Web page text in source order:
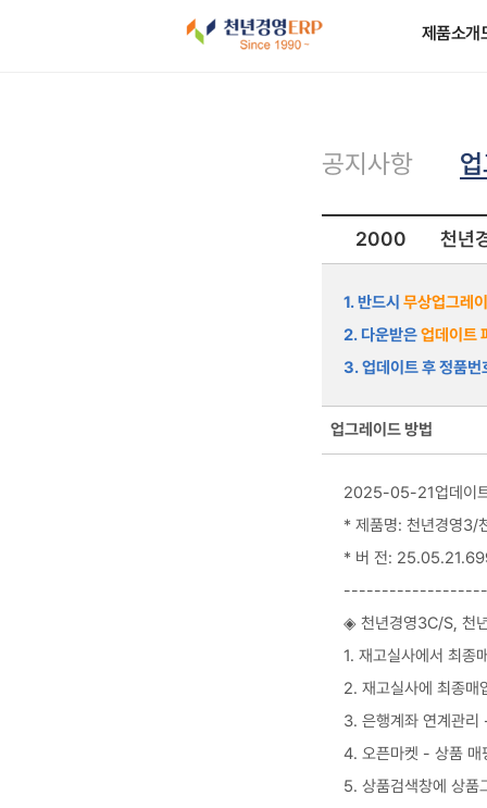
제품소개
공지사항
2000 천년
1. 반드시무상업그레
2. 다운받은업데이트
3. 업데이트 후 정품
업그레이드 방법
2025-05-21업데이
* 제품명: 천년경영3/
* 버 전:
◈ 천년경영3C/S, 천
1. 재고실사에서 최종
2. 재고실사에 최종매
3. 은행계좌 연계관리
4. 오픈마켓 - 상품 매
5. 상품검색창에 상품